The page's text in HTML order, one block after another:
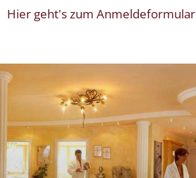
Hier geht's zum Anmeldeformular